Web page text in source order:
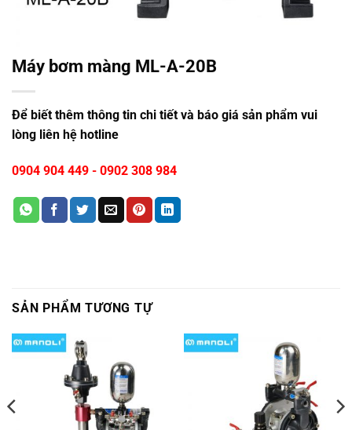
Máy bơm màng ML-A-20B
Để biết thêm thông tin chi tiết và báo giá sản phẩm vui
lòng liên hệ hotline
0904 904 449 - 0902 308 984
SẢN PHẨM TƯƠNG TỰ